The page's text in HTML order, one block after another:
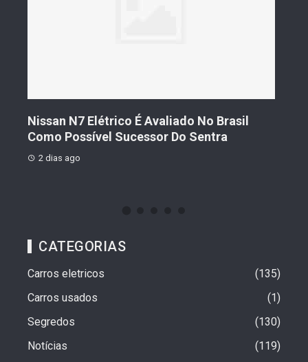
Nissan N7 Elétrico É Avaliado No Brasil
Como Possível Sucessor Do Sentra
2 dias ago
CATEGORIAS
Carros eletricos
135
Carros usados
1
Segredos
130
Notícias
119